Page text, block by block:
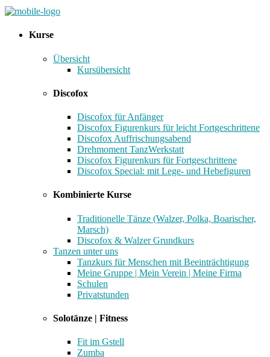
Kurse
Übersicht
Kursübersicht
Discofox
Discofox für Anfänger
Discofox Figurenkurs für leicht Fortgeschrittene
Discofox Auffrischungsabend
Drehmoment TanzWerkstatt
Discofox Figurenkurs für Fortgeschrittene
Discofox Special: mit Lege- und Hebefiguren
Kombinierte Kurse
Traditionelle Tänze (Walzer, Polka, Boarischer,
Marsch)
Discofox & Walzer Grundkurs
Tanzen unter uns
Tanzkurs für Menschen mit Beeinträchtigung
Meine Gruppe | Mein Verein | Meine Firma
Schulen
Privatstunden
Solotänze | Fitness
Fit im Gstell
Zumba